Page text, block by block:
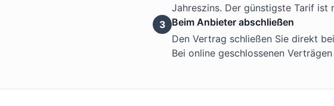
Jahreszins. Der günstigste Tarif ist
3 Beim Anbieter abschließen
Den Vertrag schließen Sie direkt
Bei online geschlossenen